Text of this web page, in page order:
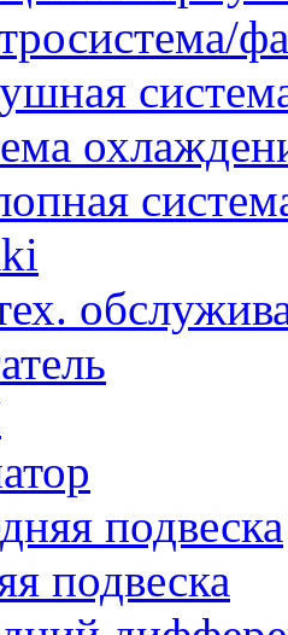
подвеска
подвеска